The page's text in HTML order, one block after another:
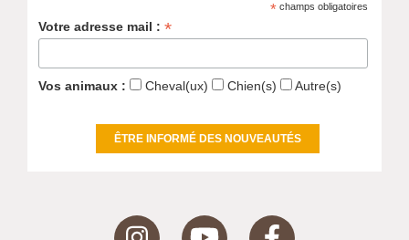
*champs obligatoires
Votre adresse mail : *
Vos animaux : Cheval(ux) Chien(s) Autre(s)